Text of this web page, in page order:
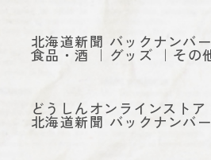
北海道新聞 バックナンバー
食品・酒 グッズ その
どうしんオンラインストア
北海道新聞 バックナンバー